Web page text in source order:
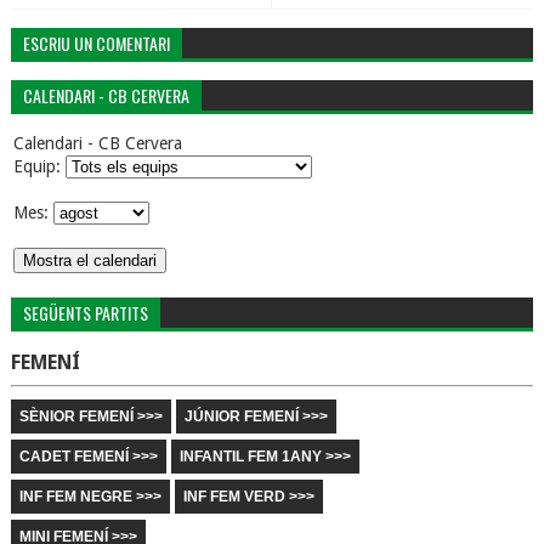
ESCRIU UN COMENTARI
CALENDARI - CB CERVERA
Calendari - CB Cervera
Equip:
Mes:
SEGÜENTS PARTITS
FEMENÍ
SÈNIOR FEMENÍ >>> JÚNIOR FEMENÍ >>>
CADET FEMENÍ >>> INFANTIL FEM 1ANY >>>
INF FEM NEGRE >>> INF FEM VERD >>>
MINI FEMENÍ >>>